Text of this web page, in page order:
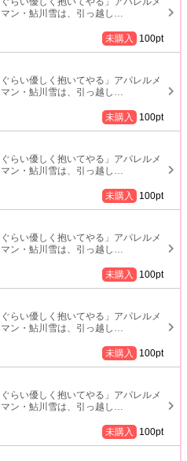
ン・鮎川雪は、引っ越し …
未購入 100pt
ぐらい優しく抱いてやる」アパレルメ
ン・鮎川雪は、引っ越し …
未購入 100pt
ぐらい優しく抱いてやる」アパレルメ
ン・鮎川雪は、引っ越し …
未購入 100pt
ぐらい優しく抱いてやる」アパレルメ
ン・鮎川雪は、引っ越し …
未購入 100pt
ぐらい優しく抱いてやる」アパレルメ
ン・鮎川雪は、引っ越し …
未購入 100pt
ぐらい優しく抱いてやる」アパレルメ
ン・鮎川雪は、引っ越し …
未購入 100pt